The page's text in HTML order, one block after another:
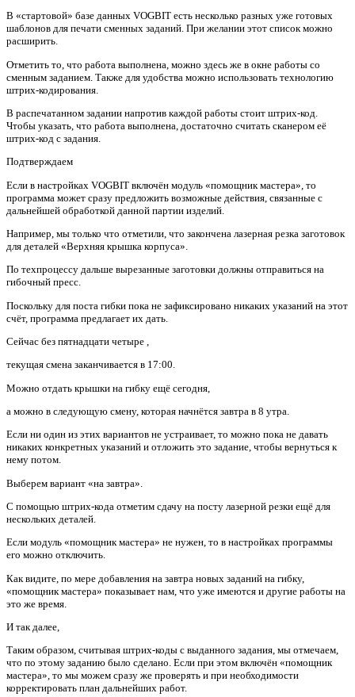
В «стартовой» базе данных VOGBIT есть несколько разных уже готовых
шаблонов для печати сменных заданий. При желании этот список можно
расширить.
Отметить то, что работа выполнена, можно здесь же в окне работы со
сменным заданием. Также для удобства можно использовать технологию
штрих-кодирования.
В распечатанном задании напротив каждой работы стоит штрих-код.
Чтобы указать, что работа выполнена, достаточно считать сканером её
штрих-код с задания.
Подтверждаем
Если в настройках VOGBIT включён модуль «помощник мастера», то
программа может сразу предложить возможные действия, связанные с
дальнейшей обработкой данной партии изделий.
Например, мы только что отметили, что закончена лазерная резка заготовок
для деталей «Верхняя крышка корпуса».
По техпроцессу дальше вырезанные заготовки должны отправиться на
гибочный пресс.
Поскольку для поста гибки пока не зафиксировано никаких указаний на этот
счёт, программа предлагает их дать.
Сейчас без пятнадцати четыре ,
текущая смена заканчивается в 17:00.
Можно отдать крышки на гибку ещё сегодня,
а можно в следующую смену, которая начнётся завтра в 8 утра.
Если ни один из этих вариантов не устраивает, то можно пока не давать
никаких конкретных указаний и отложить это задание, чтобы вернуться к
нему потом.
Выберем вариант «на завтра».
С помощью штрих-кода отметим сдачу на посту лазерной резки ещё для
нескольких деталей.
Если модуль «помощник мастера» не нужен, то в настройках программы
его можно отключить.
Как видите, по мере добавления на завтра новых заданий на гибку,
«помощник мастера» показывает нам, что уже имеются и другие работы на
это же время.
И так далее,
Таким образом, считывая штрих-коды с выданного задания, мы отмечаем,
что по этому заданию было сделано. Если при этом включён «помощник
мастера», то мы можем сразу же проверять и при необходимости
корректировать план дальнейших работ.